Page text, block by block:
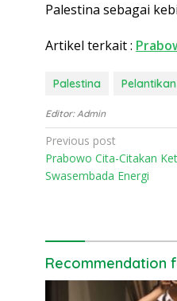
Palestina sebagai
Artikel terkait :
Palestina
Editor: Admin
Post
navigation
Previous post
Prabowo Cita-Citakan
Swasembada Energi
Recommendation